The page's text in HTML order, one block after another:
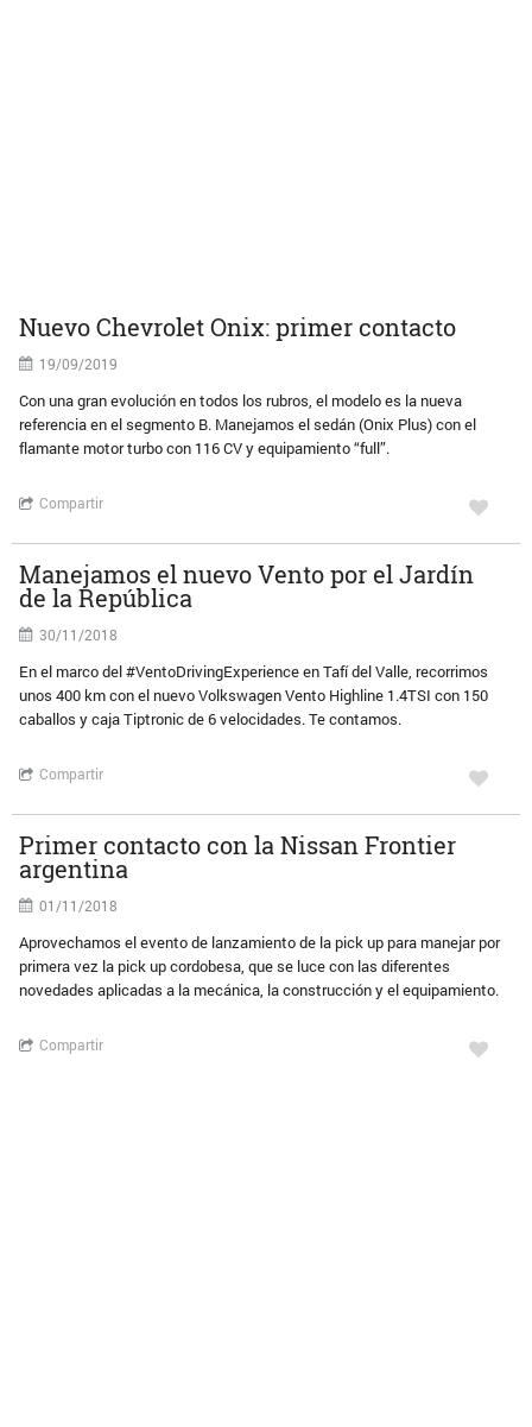
Nuevo Chevrolet Onix: primer contacto
19/09/2019
Con una gran evolución en todos los rubros, el modelo es la nueva
referencia en el segmento B. Manejamos el sedán (Onix Plus) con el
flamante motor turbo con 116 CV y equipamiento “full”.
Compartir
Manejamos el nuevo Vento por el Jardín
de la República
30/11/2018
En el marco del #VentoDrivingExperience en Tafí del Valle, recorrimos
unos 400 km con el nuevo Volkswagen Vento Highline 1.4TSI con 150
caballos y caja Tiptronic de 6 velocidades. Te contamos.
Compartir
Primer contacto con la Nissan Frontier
argentina
01/11/2018
Aprovechamos el evento de lanzamiento de la pick up para manejar por
primera vez la pick up cordobesa, que se luce con las diferentes
novedades aplicadas a la mecánica, la construcción y el equipamiento.
Compartir